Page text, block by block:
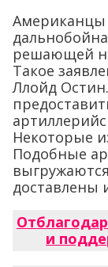
решающей
Такое
Ллойд
Некоторые
Подобные
доставлены
и